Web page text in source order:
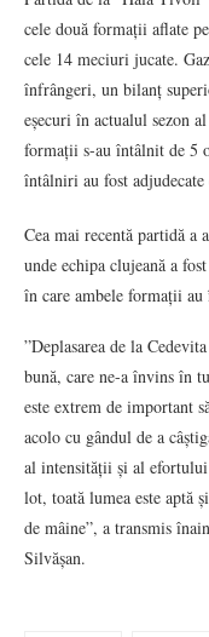
cele două formații aflate
cele 14 meciuri jucate.
înfrângeri, un bilanț
eșecuri în actualul sezon
formații s-au întâlnit de 5
întâlniri au fost
Cea mai recentă partidă
unde echipa clujeană a
în care ambele formații
”Deplasarea de la
bună, care ne-a învins în
este extrem de important
acolo cu gândul de a
al intensității și al
lot, toată lumea este aptă
de mâine”, a transmis
Silvășan.